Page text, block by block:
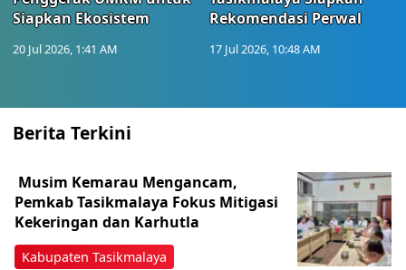
Siapkan Ekosistem
20 Jul 2026, 1:41 AM
Rekomendasi Perwal
17 Jul 2026, 10:48 AM
Berita Terkini
Kabupaten Tasikmalaya
Musim Kemarau Mengancam,
Pemkab Tasikmalaya Fokus Mitigasi
Kekeringan dan Karhutla